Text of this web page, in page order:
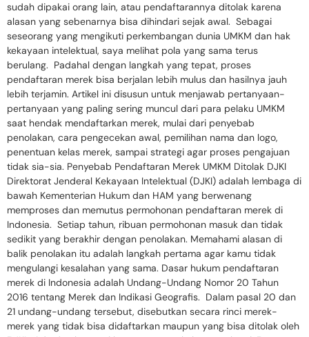
sudah dipakai orang lain, atau pendaftarannya ditolak karena
alasan yang sebenarnya bisa dihindari sejak awal. Sebagai
seseorang yang mengikuti perkembangan dunia UMKM dan hak
kekayaan intelektual, saya melihat pola yang sama terus
berulang. Padahal dengan langkah yang tepat, proses
pendaftaran merek bisa berjalan lebih mulus dan hasilnya jauh
lebih terjamin. Artikel ini disusun untuk menjawab pertanyaan-
pertanyaan yang paling sering muncul dari para pelaku UMKM
saat hendak mendaftarkan merek, mulai dari penyebab
penolakan, cara pengecekan awal, pemilihan nama dan logo,
penentuan kelas merek, sampai strategi agar proses pengajuan
tidak sia-sia. Penyebab Pendaftaran Merek UMKM Ditolak DJKI
Direktorat Jenderal Kekayaan Intelektual (DJKI) adalah lembaga di
bawah Kementerian Hukum dan HAM yang berwenang
memproses dan memutus permohonan pendaftaran merek di
Indonesia. Setiap tahun, ribuan permohonan masuk dan tidak
sedikit yang berakhir dengan penolakan. Memahami alasan di
balik penolakan itu adalah langkah pertama agar kamu tidak
mengulangi kesalahan yang sama. Dasar hukum pendaftaran
merek di Indonesia adalah Undang-Undang Nomor 20 Tahun
2016 tentang Merek dan Indikasi Geografis. Dalam pasal 20 dan
21 undang-undang tersebut, disebutkan secara rinci merek-
merek yang tidak bisa didaftarkan maupun yang bisa ditolak oleh